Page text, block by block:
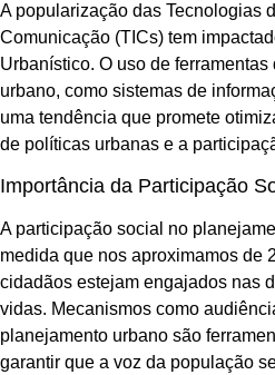
A popularização das Tecnologias
Comunicação (TICs) tem
Urbanístico. O uso de
urbano, como sistemas de
uma tendência que promete
de políticas urbanas e a
Importância da Participação
A participação social no
medida que nos aproximamos de
cidadãos estejam engajados nas
vidas. Mecanismos como
planejamento urbano são
garantir que a voz da população